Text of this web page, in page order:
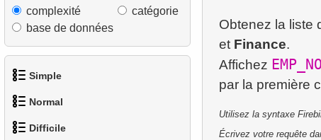
complexité
catégorie
base de données
Simple
Normal
Difficile
Obtenez la liste
et Finance.
Affichez EMP_NO
Utilisez la syntaxe
Écrivez votre requête